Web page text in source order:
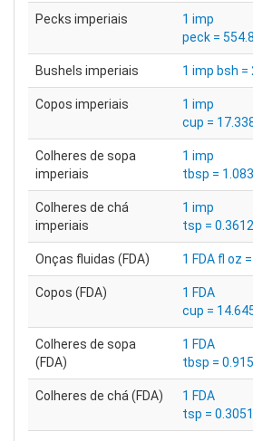
Pecks imperiais
1 imp
peck =
Bushels imperiais 1 imp bsh =
Copos imperiais
1 imp
cup =
Colheres de sopa
imperiais
1 imp
tbsp =
Colheres de chá
imperiais
1 imp
tsp =
Onças fluidas (FDA) 1 FDA fl oz
Copos (FDA)
1 FDA
cup =
Colheres de sopa
(FDA)
1 FDA
tbsp =
Colheres de chá (FDA)
1 FDA
tsp =